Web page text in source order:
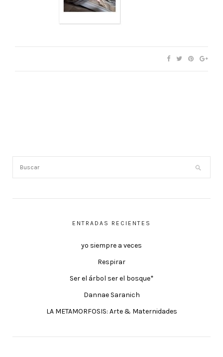
ENTRADAS RECIENTES
yo siempre a veces
Respirar
Ser el árbol ser el bosque*
Dannae Saranich
LA METAMORFOSIS: Arte & Maternidades